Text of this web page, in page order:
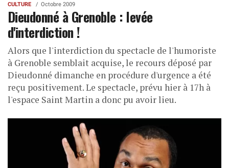
CULTURE Octobre 2009
Dieudonné à Grenoble : levée
d'interdiction !
Alors que l'interdiction du spectacle de l'humoriste
à Grenoble semblait acquise, le recours déposé par
Dieudonné dimanche en procédure d'urgence a été
reçu positivement. Le spectacle, prévu hier à 17h à
l'espace Saint Martin a donc pu avoir lieu.